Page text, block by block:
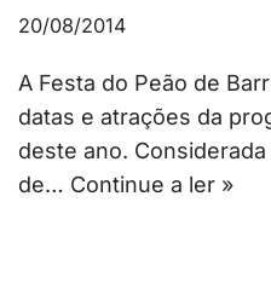
20/08/2014
A Festa do Peão de
datas e atrações da
deste ano.
de… Continue a ler »